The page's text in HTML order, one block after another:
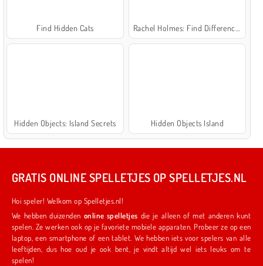
Find Hidden Cats
Hidden Objects: Island Secrets Hidden Objects Island
GRATIS ONLINE SPELLETJES OP SPELLETJES.NL
Hoi speler! Welkom op Spelletjes.nl!
We hebben duizenden online spelletjes die je alleen of met anderen kunt
spelen. Ze werken ook op je favoriete mobiele apparaten. Probeer ze op een
laptop, een smartphone of een tablet. We hebben iets voor spelers van alle
leeftijden, dus hoe oud je ook bent, je vindt altijd wel iets leuks om te
spelen!